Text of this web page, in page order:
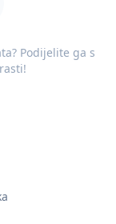
Podijelite ga s